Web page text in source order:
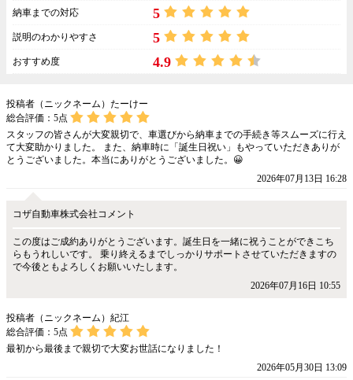
納車までの対応 5
説明のわかりやすさ 5
おすすめ度 4.9
投稿者（ニックネーム）たーけー
総合評価： 5点
スタッフの皆さんが大変親切で、車選びから納車までの手続き等スムーズに行え
て大変助かりました。 また、納車時に「誕生日祝い」もやっていただきありが
とうございました。本当にありがとうございました。😀
2026年07月13日 16:28
コザ自動車株式会社コメント
この度はご成約ありがとうございます。誕生日を一緒に祝うことができこち
らもうれしいです。 乗り終えるまでしっかりサポートさせていただきますの
で今後ともよろしくお願いいたします。
2026年07月16日 10:55
投稿者（ニックネーム）紀江
総合評価： 5点
最初から最後まで親切で大変お世話になりました！
2026年05月30日 13:09